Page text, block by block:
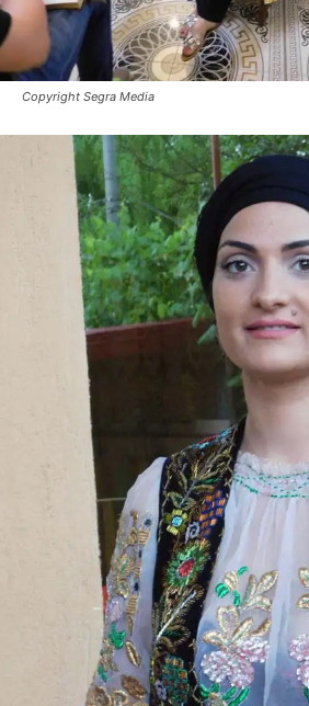
Copyright Segra Media